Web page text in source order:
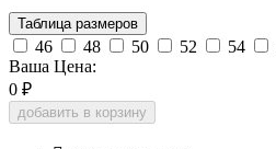
Таблица размеров
46 48 50 52 54
Ваша Цена:
0 ₽
добавить в корзину